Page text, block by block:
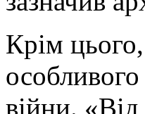
Крім цього,
війни.